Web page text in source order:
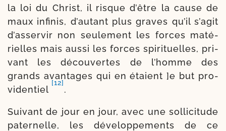
la loi du Christ, il risque d’être la cause de
maux infi­nis, d’au­tant plus graves qu’il s’a­git
d’as­ser­vir non seule­ment les forces maté­
rielles mais aus­si les forces spi­ri­tuelles, pri­
vant les décou­vertes de l’homme des
grands avan­tages qui en étaient ]e but pro­
vi­den­tiel
[12]
.
Suivant de jour en jour, avec une sol­li­ci­tude
pater­nelle, les déve­lop­pe­ments de ce